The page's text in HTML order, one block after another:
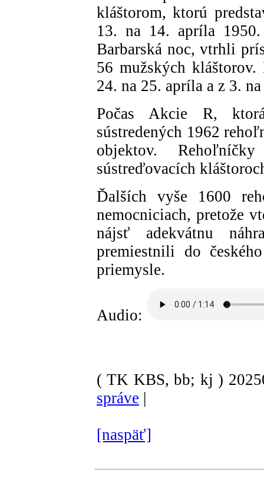
kláštorom, ktorú
13. na 14. apríla
Barbarská noc, vtrhli
56 mužských
24. na 25. apríla a z 3.
Počas Akcie R,
sústredených 1962
objektov.
sústreďovacích
Ďalších vyše 1600
nemocniciach, pretože
nájsť adekvátnu
premiestnili do
priemysle.
Audio:
( TK KBS, bb; kj )
správe |
[naspäť]